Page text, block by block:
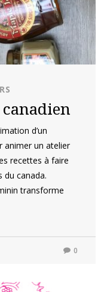
d’un
animer un atelier
recettes à faire
du canada.
transforme
0